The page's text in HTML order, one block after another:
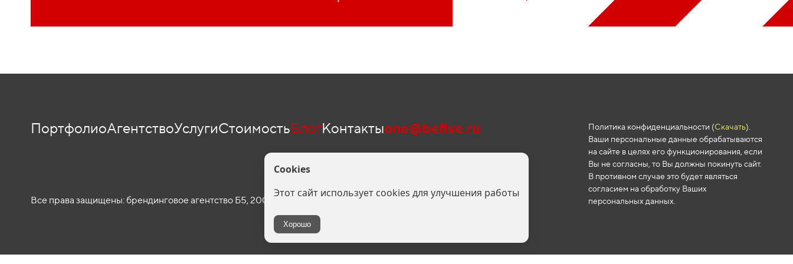
ПортфолиоАгентствоУслугиСтоимостьБлогКонтактыone@befive.ru
Все права защищены: брендинговое агентство Б5, 2007-2026 гг.
Политика конфиденциальности (Скачать).
Ваши персональные данные обрабатываются
на сайте в целях его функционирования, если
Вы не согласны, то Вы должны покинуть сайт.
В противном случае это будет являться
согласием на обработку Ваших
персональных данных.